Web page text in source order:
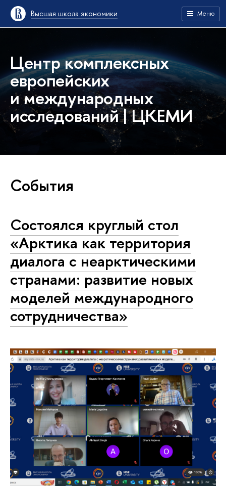
Высшая школа экономики Меню
Центр комплексных
европейских
и международных
исследований | ЦКЕМИ
События
Состоялся круглый стол
«Арктика как территория
диалога с неарктическими
странами: развитие новых
моделей международного
сотрудничества»